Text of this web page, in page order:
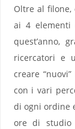
Oltre al
ai 4 elementi
quest’anno,
ricercatori e
creare
con i vari
di ogni ordine
ore di studio